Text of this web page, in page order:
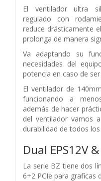
El ventilador ultra
regulado con
reduce drásticamente
prolonga de manera
Va adaptando su
necesidades del
potencia en caso de
El ventilador de
funcionando a
además de hacer
del ventilador vamos
durabilidad de todos
Dual EPS12V
La serie BZ tiene dos
6+2 PCIe para graficas